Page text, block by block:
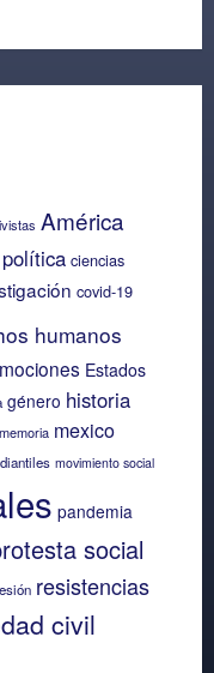
América
ciencias
covid-19
humanos
Estados
género historia
memoria mexico
movimiento social
pandemia
social
resistencias
civil